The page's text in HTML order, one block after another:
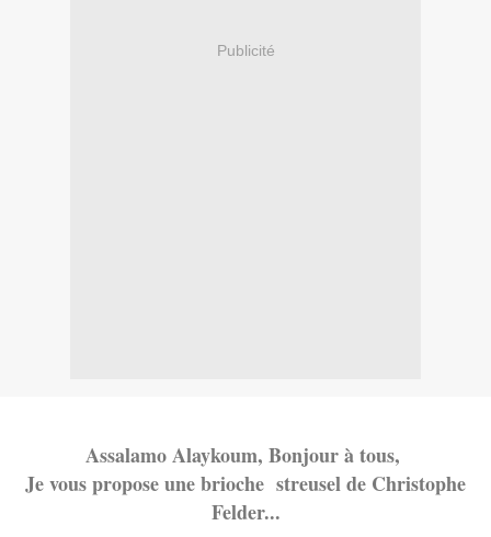
Publicité
Assalamo Alaykoum, Bonjour à tous,
Je vous propose une brioche streusel de Christophe
Felder...